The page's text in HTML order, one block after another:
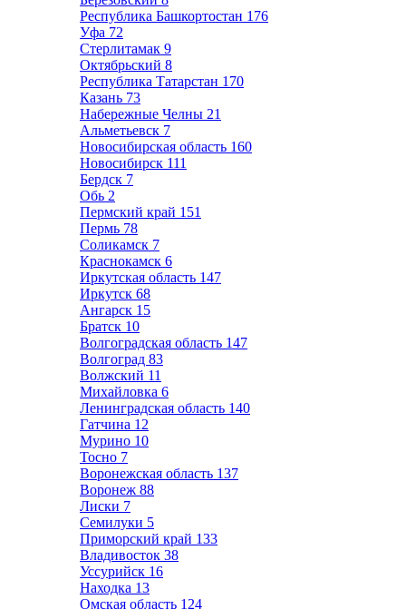
Республика Башкортостан 176
Уфа 72
Стерлитамак 9
Октябрьский 8
Республика Татарстан 170
Казань 73
Набережные Челны 21
Альметьевск 7
Новосибирская область 160
Новосибирск 111
Бердск 7
Обь 2
Пермский край 151
Пермь 78
Соликамск 7
Краснокамск 6
Иркутская область 147
Иркутск 68
Ангарск 15
Братск 10
Волгоградская область 147
Волгоград 83
Волжский 11
Михайловка 6
Ленинградская область 140
Гатчина 12
Мурино 10
Тосно 7
Воронежская область 137
Воронеж 88
Лиски 7
Семилуки 5
Приморский край 133
Владивосток 38
Уссурийск 16
Находка 13
Омская область 124